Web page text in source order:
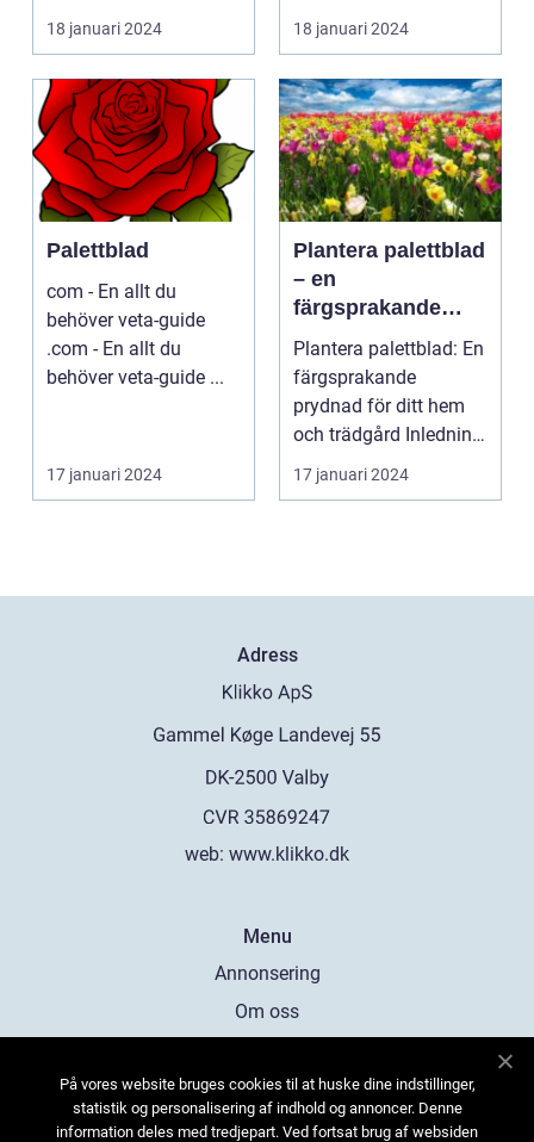
omgivning. I denna...
18 januari 2024
vetenskapligt kall...
18 januari 2024
Palettblad
com - En allt du
behöver veta-guide
.com - En allt du
behöver veta-guide ...
17 januari 2024
Plantera palettblad
– en
färgsprakande
prydnad för ditt
hem och trädgård
Plantera palettblad: En
färgsprakande
prydnad för ditt hem
och trädgård Inledning
Palettblad är en ...
17 januari 2024
Adress
web: www.klikko.dk
Menu
Annonsering
Om oss
Kontakta oss
Sitemap
På vores website bruges cookies til at huske dine indstillinger,
statistik og personalisering af indhold og annoncer. Denne
information deles med tredjepart. Ved fortsat brug af websiden